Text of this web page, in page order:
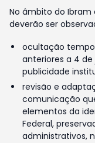
No âmbito do Ibram
deverão ser
ocultação
anteriores a 4
publicidade
revisão e
comunicação
elementos da
Federal,
administrativos,